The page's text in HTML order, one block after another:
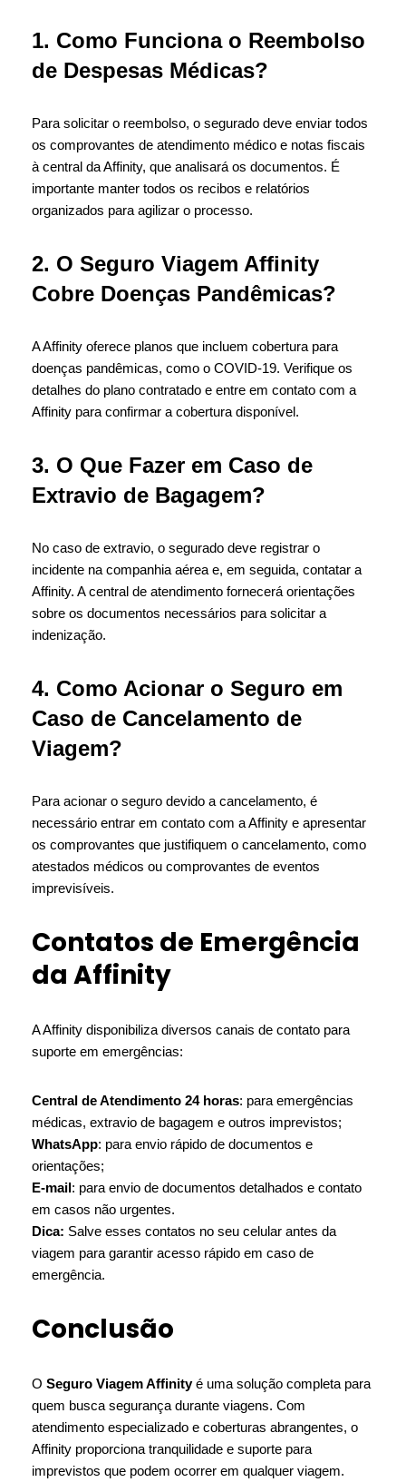
1. Como Funciona o Reembolso
de Despesas Médicas?
Para solicitar o reembolso, o segurado deve enviar todos
os comprovantes de atendimento médico e notas fiscais
à central da Affinity, que analisará os documentos. É
importante manter todos os recibos e relatórios
organizados para agilizar o processo.
2. O Seguro Viagem Affinity
Cobre Doenças Pandêmicas?
A Affinity oferece planos que incluem cobertura para
doenças pandêmicas, como o COVID-19. Verifique os
detalhes do plano contratado e entre em contato com a
Affinity para confirmar a cobertura disponível.
3. O Que Fazer em Caso de
Extravio de Bagagem?
No caso de extravio, o segurado deve registrar o
incidente na companhia aérea e, em seguida, contatar a
Affinity. A central de atendimento fornecerá orientações
sobre os documentos necessários para solicitar a
indenização.
4. Como Acionar o Seguro em
Caso de Cancelamento de
Viagem?
Para acionar o seguro devido a cancelamento, é
necessário entrar em contato com a Affinity e apresentar
os comprovantes que justifiquem o cancelamento, como
atestados médicos ou comprovantes de eventos
imprevisíveis.
Contatos de Emergência
da Affinity
A Affinity disponibiliza diversos canais de contato para
suporte em emergências:
Central de Atendimento 24 horas: para emergências
médicas, extravio de bagagem e outros imprevistos;
WhatsApp: para envio rápido de documentos e
orientações;
E-mail: para envio de documentos detalhados e contato
em casos não urgentes.
Dica: Salve esses contatos no seu celular antes da
viagem para garantir acesso rápido em caso de
emergência.
Conclusão
O Seguro Viagem Affinityé uma solução completa para
quem busca segurança durante viagens. Com
atendimento especializado e coberturas abrangentes, o
Affinity proporciona tranquilidade e suporte para
imprevistos que podem ocorrer em qualquer viagem.